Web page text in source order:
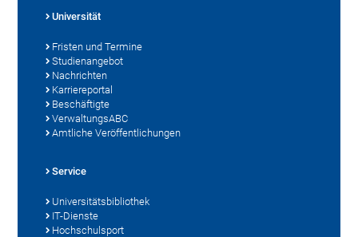
Universität
Fristen und Termine
Studienangebot
Nachrichten
Karriereportal
Beschäftigte
VerwaltungsABC
Amtliche Veröffentlichungen
Service
Universitätsbibliothek
IT-Dienste
Hochschulsport